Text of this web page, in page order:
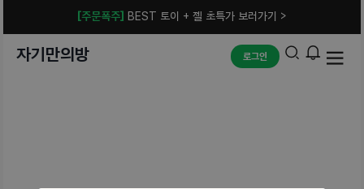
[주문폭주] BEST 토이 + 젤 초특가 보러가기 >
자기만의방 로그인